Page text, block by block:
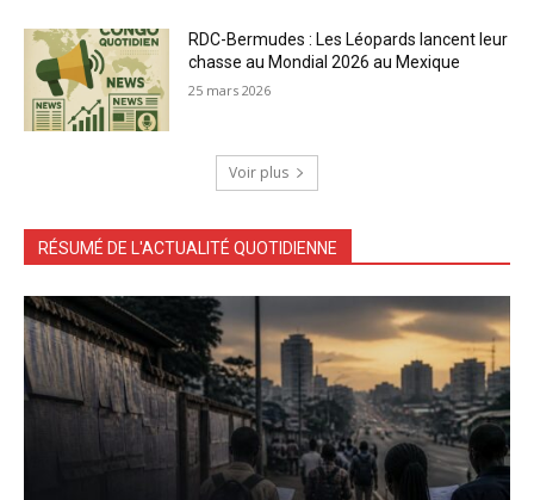
RDC-Bermudes : Les Léopards lancent leur
chasse au Mondial 2026 au Mexique
25 mars 2026
Voir plus
RÉSUMÉ DE L'ACTUALITÉ QUOTIDIENNE